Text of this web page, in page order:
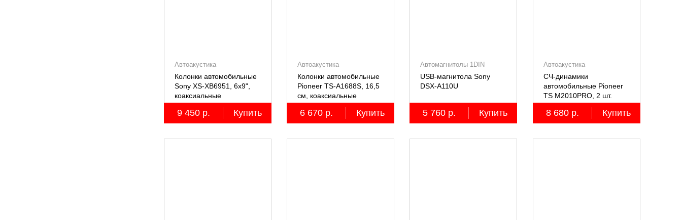
Автоакустика
Колонки автомобильные
Sony XS-XB6951, 6х9",
коаксиальные
пятиполосные, 2 шт.
9 450 р. Купить
Автоакустика
Колонки автомобильные
Pioneer TS-A1688S, 16,5
см, коаксиальные
четырёхполосные, 2 шт.
6 670 р. Купить
Автомагнитолы 1DIN
USB-магнитола Sony
DSX-A110U
5 760 р. Купить
Автоакустика
СЧ-динамики
автомобильные Pioneer
TS M2010PRO, 2 шт.
8 680 р. Купить